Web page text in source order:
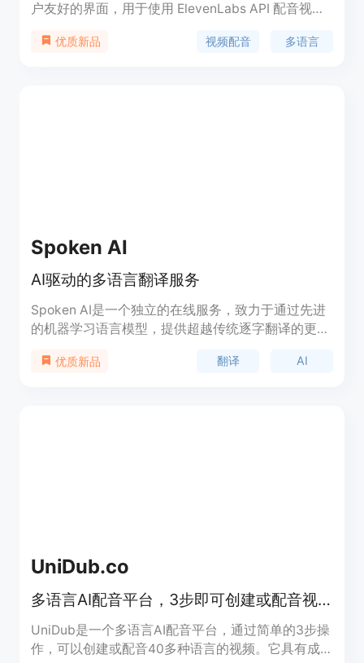
户友好的界面，用于使用 ElevenLabs API 配音视
（来自 YouTube、TikTok、Twitter 或 Vimeo 等平
优质新品 视频配音 多语言
Spoken AI
AI驱动的多语言翻译服务
Spoken AI是一个独立的在线服务，致力于通过先进
的机器学习语言模型，提供超越传统逐字翻译的更准
言翻译器，我们的平台能够准确翻译超过300种语言
优质新品 翻译 AI
UniDub.co
多语言AI配音平台，3步即可创建或配音视频
UniDub是一个多语言AI配音平台，通过简单的3步操
作，可以创建或配音40多种语言的视频。它具有成